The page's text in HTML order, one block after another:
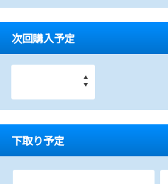
次回購入予定
下取り予定